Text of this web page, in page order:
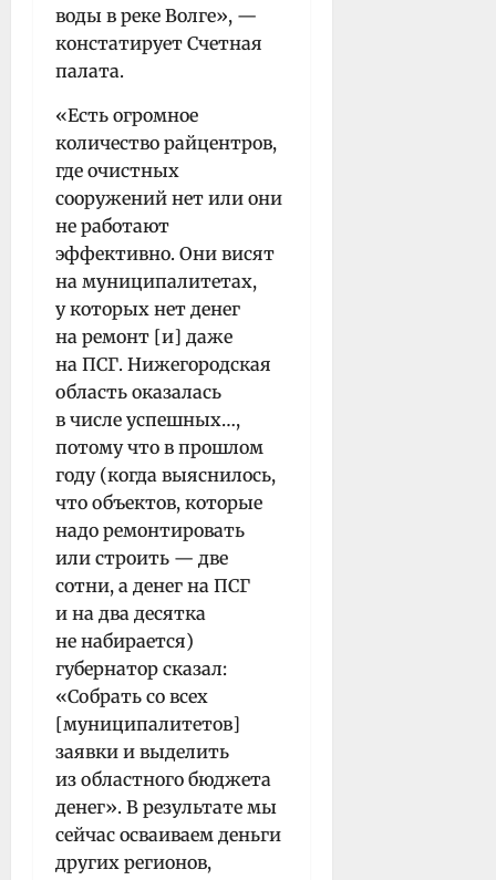
воды в реке Волге», —
констатирует Счетная
палата.
«Есть огромное
количество райцентров,
где очистных
сооружений нет или они
не работают
эффективно. Они висят
на муниципалитетах,
у которых нет денег
на ремонт [и] даже
на ПСГ. Нижегородская
область оказалась
в числе успешных…,
потому что в прошлом
году (когда выяснилось,
что объектов, которые
надо ремонтировать
или строить — две
сотни, а денег на ПСГ
и на два десятка
не набирается)
губернатор сказал:
«Собрать со всех
[муниципалитетов]
заявки и выделить
из областного бюджета
денег». В результате мы
сейчас осваиваем деньги
других регионов,